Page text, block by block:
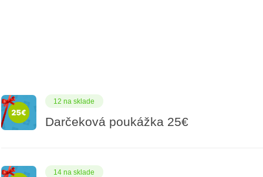
12 na sklade
Darčeková poukážka 25€
14 na sklade